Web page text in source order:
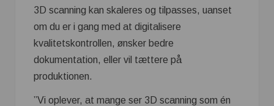
3D scanning kan skaleres og tilpasses, uanset
om du er i gang med at digitalisere
kvalitetskontrollen, ønsker bedre
dokumentation, eller vil tættere på
produktionen.
”Vi oplever, at mange ser 3D scanning som én